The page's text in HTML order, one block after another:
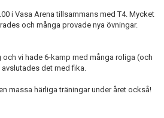
i Vasa Arena tillsammans med T4. Mycket
och många provade nya övningar.
och vi hade 6-kamp med många roliga (och
det med fika.
massa härliga träningar under året också!